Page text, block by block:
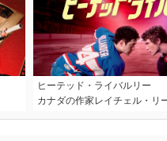
ヒーテッド・ライバルリー
カナダの作家レイチェル・リ